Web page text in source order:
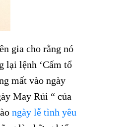
gia cho rằng nó
lại lệnh ‘Cấm tổ
mất vào ngày
May Rủi “ của
ngày lễ tình yêu